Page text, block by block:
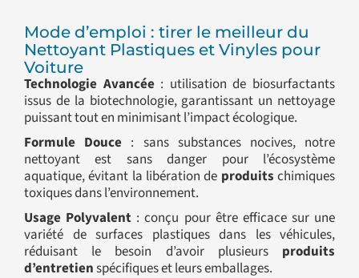
Mode d’emploi : tirer le meilleur du
Nettoyant Plastiques et Vinyles pour
Voiture
Technologie Avancée: utilisation de biosurfactants
issus de la biotechnologie, garantissant un nettoyage
puissant tout en minimisant l’impact écologique.
Formule Douce : sans substances nocives, notre
nettoyant est sans danger pour l’écosystème
aquatique, évitant la libération de produits chimiques
toxiques dans l’environnement.
Usage Polyvalent : conçu pour être efficace sur une
variété de surfaces plastiques dans les véhicules,
réduisant le besoin d’avoir plusieurs produits
d’entretienspécifiques et leurs emballages.